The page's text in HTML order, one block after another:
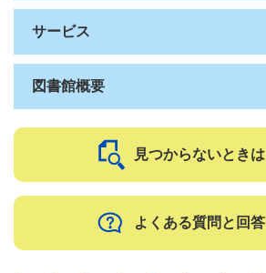
サービス
図書館概要
見つからないときは
よくある質問と回答